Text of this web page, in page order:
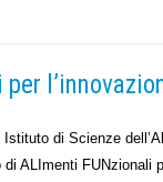
di Scienze
ALImenti FUNzionali